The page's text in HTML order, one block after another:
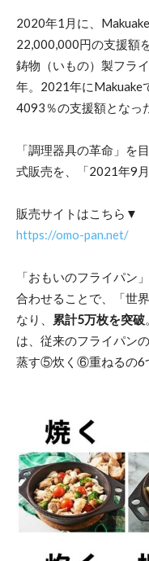
2020年1月に、
22,000,000円の支援額
鋳物（いもの）製フラ
年。2021年にMakuake
4093％の支援額となっ
「調理器具の革命」を目
式販売を、「2021年9
販売サイトはこちら▼
https://omo-pan.net/
「おもいのフライパン
合わせることで、「世
なり、
累計5万枚を突破
は、従来のフライパ
蒸す⑤炊く⑥重ねるの6